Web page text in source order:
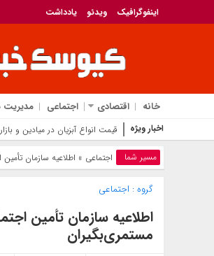
اینفوگرافیک ویدئو یادداشت
خانه اقتصادی اجتماعی
اخبار ویژه قیمت انواع آبزیان در میادین و
مسیر شما اجتماعی » اطلاعیه سازمان
گروه : اجتماعی
اطلاعیه سازمان تأمین
مستمری‌بگیران